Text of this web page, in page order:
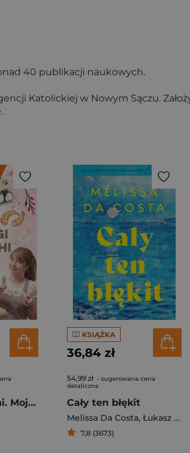
40 publikacji naukowych.
Katolickiej w Nowym Sączu.
Pierogi z kimchi. Moje ulubione azjatyckie przepisy - książka z autografem
KSIĄŻKA
36,84 zł
54,99 zł - sugerowana cena
detaliczna
Cały ten błękit
Melissa Da Costa, Łukasz Müller
7,8 (3673)